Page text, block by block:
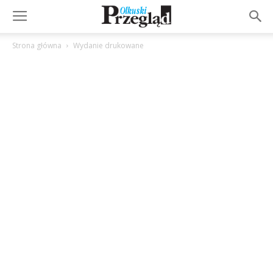
Strona główna Wydanie drukowane